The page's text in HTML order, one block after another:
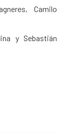
Camilo
y Sebastián